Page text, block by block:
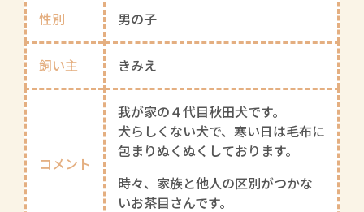
性別 男の子
飼い主 きみえ
コメント
我が家の４代目秋田犬です。
犬らしくない犬で、寒い日は毛布に
包まりぬくぬくしております。
時々、家族と他人の区別がつかな
いお茶目さんです。